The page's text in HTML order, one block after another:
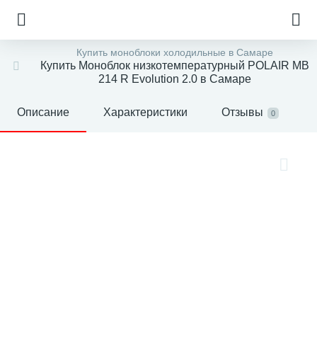
Купить моноблоки холодильные в Самаре
Купить Моноблок низкотемпературный POLAIR MB
214 R Evolution 2.0 в Самаре
Описание Характеристики Отзывы 0